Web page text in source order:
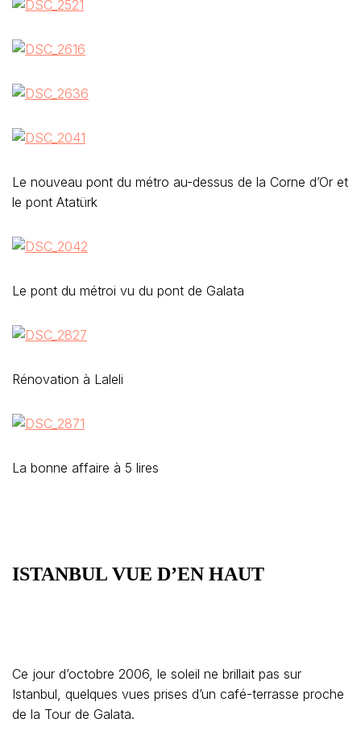
Le nouveau pont du métro au-dessus de la Corne d’Or et
le pont Atatürk
Le pont du métroi vu du pont de Galata
Rénovation à Laleli
La bonne affaire à 5 lires
ISTANBUL VUE D’EN HAUT
Ce jour d’octobre 2006, le soleil ne brillait pas sur
Istanbul, quelques vues prises d’un café-terrasse proche
de la Tour de Galata.